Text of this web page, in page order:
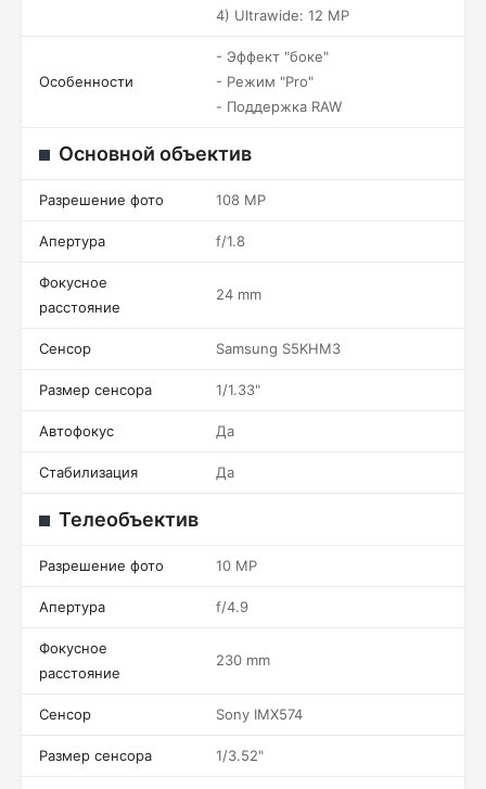
4) Ultrawide: 12 MP
Особенности
- Эффект "боке"
- Режим "Pro"
- Поддержка RAW
Основной объектив
Разрешение фото 108 MP
Апертура f/1.8
Фокусное
расстояние
24 mm
Сенсор Samsung S5KHM3
Размер сенсора 1/1.33"
Автофокус Да
Стабилизация Да
Телеобъектив
Разрешение фото 10 MP
Апертура f/4.9
Фокусное
расстояние
230 mm
Сенсор Sony IMX574
Размер сенсора 1/3.52"